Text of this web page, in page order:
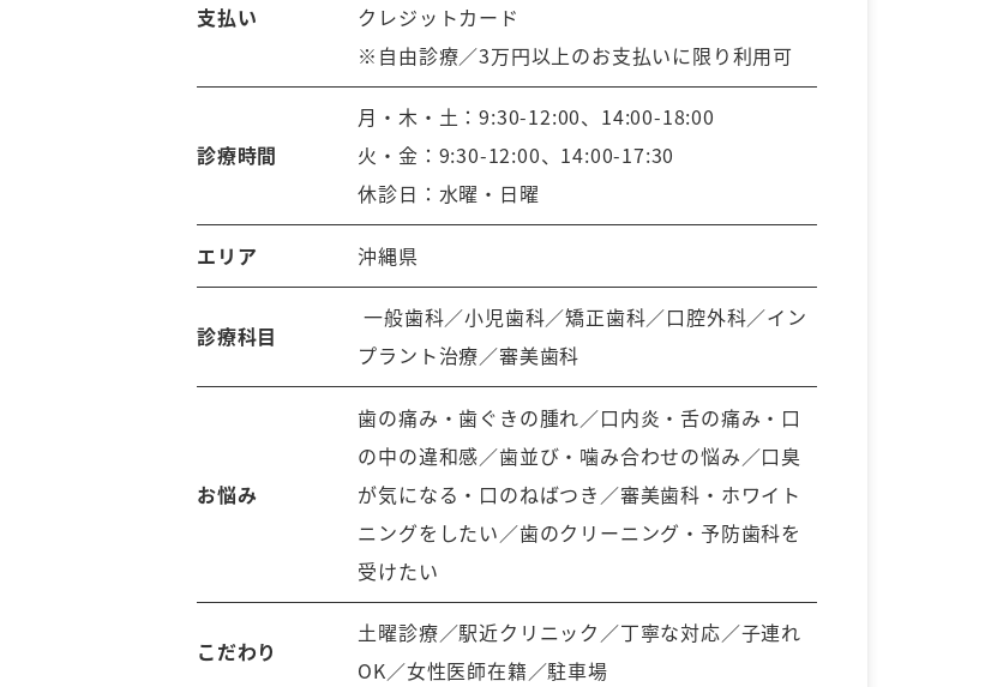
支払い
クレジットカード
※自由診療／3万円以上のお支払いに限り利用可
診療時間
月・木・土：9:30-12:00、14:00-18:00
火・金：9:30-12:00、14:00-17:30
休診日：水曜・日曜
エリア 沖縄県
診療科目
一般歯科／小児歯科／矯正歯科／口腔外科／イン
プラント治療／審美歯科
お悩み
歯の痛み・歯ぐきの腫れ／口内炎・舌の痛み・口
の中の違和感／歯並び・噛み合わせの悩み／口臭
が気になる・口のねばつき／審美歯科・ホワイト
ニングをしたい／歯のクリーニング・予防歯科を
受けたい
こだわり
土曜診療／駅近クリニック／丁寧な対応／子連れ
OK／女性医師在籍／駐車場